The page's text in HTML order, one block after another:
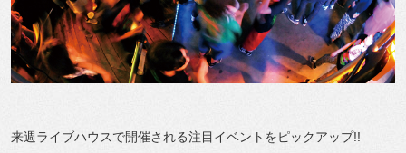
来週ライブハウスで開催される注目イベントをピックアップ!!